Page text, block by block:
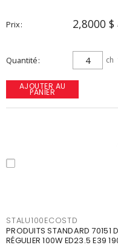
Prix 2,8000 $
Quantité ch
AJOUTER AU
PANIER
STALU100ECOSTD
PRODUITS STANDARD 70151
RÉGULIER 100W ED23.5 E39